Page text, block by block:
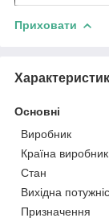
Приховати
Основні
Виробник
Країна виробник
Стан
Вихідна
Призначення